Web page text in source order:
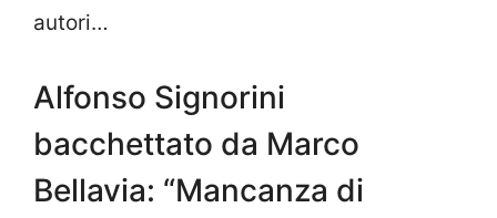
autori…
Alfonso Signorini
bacchettato da Marco
Bellavia: “Mancanza di